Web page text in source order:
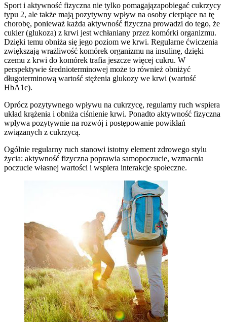
Sport i aktywność fizyczna nie tylko pomagajązapobiegać cukrzycy
typu 2, ale także mają pozytywny wpływ na osoby cierpiące na tę
chorobę, ponieważ każda aktywność fizyczna prowadzi do tego, że
cukier (glukoza) z krwi jest wchłaniany przez komórki organizmu.
Dzięki temu obniża się jego poziom we krwi. Regularne ćwiczenia
zwiększają wrażliwość komórek organizmu na insulinę, dzięki
czemu z krwi do komórek trafia jeszcze więcej cukru. W
perspektywie średnioterminowej może to również obniżyć
długoterminową wartość stężenia glukozy we krwi (wartość
HbA1c).
Oprócz pozytywnego wpływu na cukrzycę, regularny ruch wspiera
układ krążenia i obniża ciśnienie krwi. Ponadto aktywność fizyczna
wpływa pozytywnie na rozwój i postępowanie powikłań
związanych z cukrzycą.
Ogólnie regularny ruch stanowi istotny element zdrowego stylu
życia: aktywność fizyczna poprawia samopoczucie, wzmacnia
poczucie własnej wartości i wspiera interakcje społeczne.